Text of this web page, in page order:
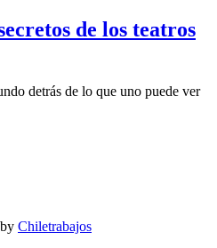
de los teatros
detrás de lo que uno puede ver
Chiletrabajos